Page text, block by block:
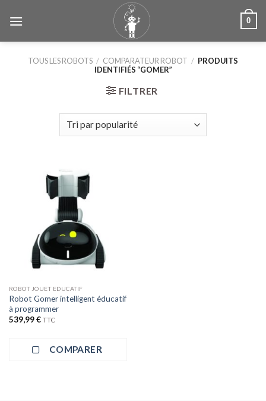
0
TOUS LES ROBOTS / COMPARATEUR ROBOT / PRODUITS
IDENTIFIÉS “GOMER”
FILTRER
ROBOT JOUET EDUCATIF
Robot Gomer intelligent éducatif
à programmer
539,99€ TTC
COMPARER